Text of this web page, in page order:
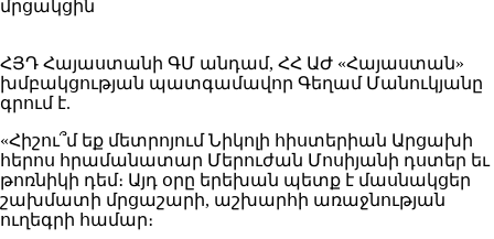
ՀՅԴ Հայաստանի ԳՄ անդամ, ՀՀ ԱԺ «Հայաստան»
խմբակցության պատգամավոր Գեղամ Մանուկյանը
գրում է.
«Հիշու՞մ եք մետրոյում Նիկոլի հիստերիան Արցախի
հերոս հրամանատար Մերուժան Մոսիյանի դստեր եւ
թոռնիկի դեմ։ Այդ օրը երեխան պետք է մասնակցեր
շախմատի մրցաշարի, աշխարհի առաջնության
ուղեգրի համար։